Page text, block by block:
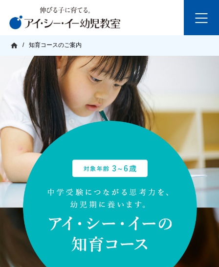
/ 知育コースのご案内